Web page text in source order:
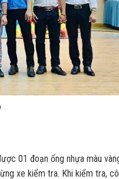
01 đoạn ống nhựa màu
xe kiểm tra. Khi kiểm tra,